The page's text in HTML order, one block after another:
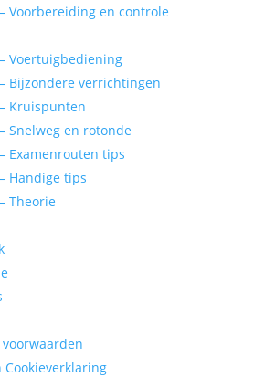
Voorbereiding en controle
Voertuigbediening
Bijzondere verrichtingen
Kruispunten
Snelweg en rotonde
Examenrouten tips
Handige tips
Theorie
Cookieverklaring